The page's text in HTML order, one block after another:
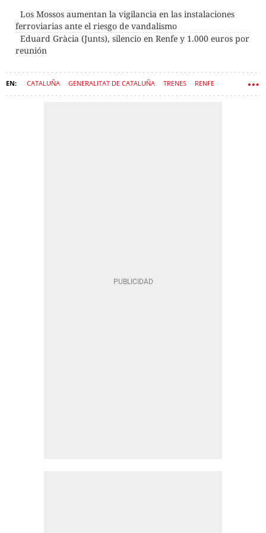
Los Mossos aumentan la vigilancia en las instalaciones
ferroviarias ante el riesgo de vandalismo
Eduard Gràcia (Junts), silencio en Renfe y 1.000 euros por
reunión
CATALUÑA GENERALITAT DE CATALUÑA TRENES RENFE